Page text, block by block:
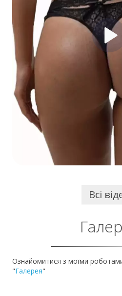
(жирових пасток),
області, де його не
Всі
Ознайомитися з моїми
"Галерея"